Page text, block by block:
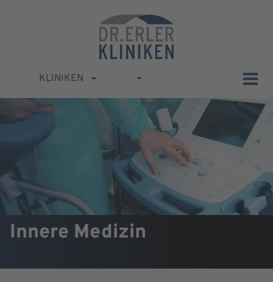
KLINIKEN
Innere Medizin